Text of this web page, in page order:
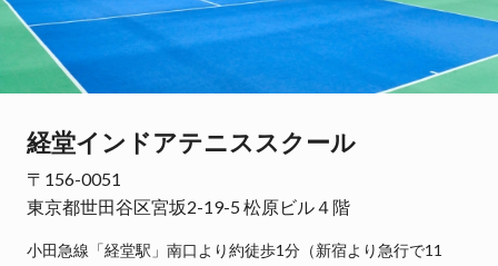
経堂インドアテニススクール
〒156-0051
東京都世田谷区宮坂2-19-5 松原ビル４階
小田急線「経堂駅」南口より約徒歩1分（新宿より急行で11